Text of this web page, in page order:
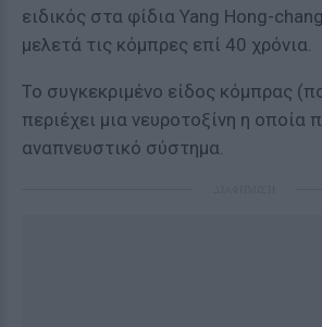
ειδικός στα φίδια Yang Hong-
μελετά τις κόμπρες επί 40 χρόνια.
Το συγκεκριμένο είδος κόμπρας
περιέχει μια νευροτοξίνη η οποία
αναπνευστικό σύστημα.